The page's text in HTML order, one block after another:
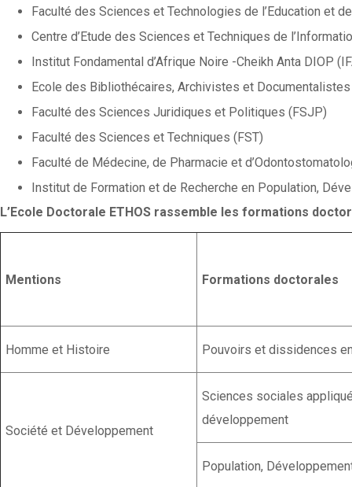
Faculté des Sciences et Technologies de l’Education et
Centre d’Etude des Sciences et Techniques de
Institut Fondamental d’Afrique Noire -Cheikh Anta DIOP
Ecole des Bibliothécaires, Archivistes et Documentalistes
Faculté des Sciences Juridiques et Politiques (FSJP)
Faculté des Sciences et Techniques (FST)
Faculté de Médecine, de Pharmacie et
Institut de Formation et de Recherche en Population,
L’Ecole Doctorale ETHOS rassemble les formations
Mentions Formations doctorales
Homme et Histoire Pouvoirs et dissidences
Société et Développement
Sciences sociales
développement
Population,